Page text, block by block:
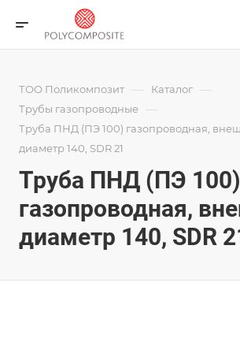
ТОО Поликомпозит — Каталог —
Трубы газопроводные —
Труба ПНД (ПЭ 100) газопроводная,
диаметр 140, SDR 21
Труба ПНД (ПЭ 100)
газопроводная,
диаметр 140, SDR